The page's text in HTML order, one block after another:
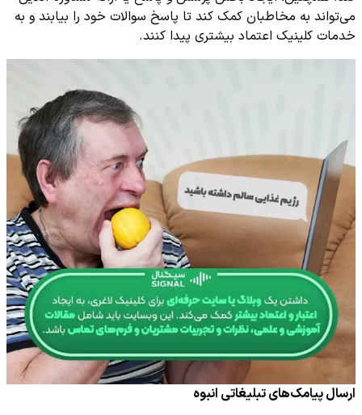
می‌تواند به مخاطبان کمک کند تا پاسخ سوالات خود را بیابند و به
خدمات کلینیک اعتماد بیشتری پیدا کنند.
ارسال پیامک‌های تبلیغاتی انبوه